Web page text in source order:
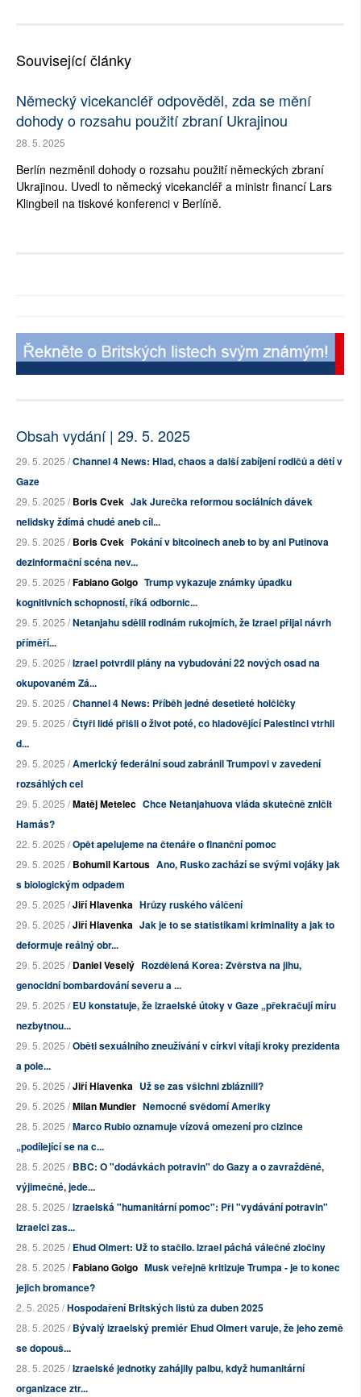
Související články
Německý vicekancléř odpověděl, zda se mění
dohody o rozsahu použití zbraní Ukrajinou
28. 5. 2025
Berlín nezměnil dohody o rozsahu použití německých zbraní
Ukrajinou. Uvedl to německý vicekancléř a ministr financí Lars
Klingbeil na tiskové konferenci v Berlíně.
Obsah vydání | 29. 5. 2025
29. 5. 2025 /Channel 4 News: Hlad, chaos a další zabíjení rodičů a dětí v
Gaze
29. 5. 2025 /Boris Cvek Jak Jurečka reformou sociálních dávek
nelidsky ždímá chudé aneb cíl...
29. 5. 2025 /Boris Cvek Pokání v bitcoinech aneb to by ani Putinova
dezinformační scéna nev...
29. 5. 2025 /Fabiano Golgo Trump vykazuje známky úpadku
kognitivních schopností, říká odbornic...
29. 5. 2025 /Netanjahu sdělil rodinám rukojmích, že Izrael přijal návrh
příměří...
29. 5. 2025 /Izrael potvrdil plány na vybudování 22 nových osad na
okupovaném Zá...
29. 5. 2025 /Channel 4 News: Příběh jedné desetieté holčičky
29. 5. 2025 /Čtyři lidé přišli o život poté, co hladovějící Palestinci vtrhli
d...
29. 5. 2025 /Americký federální soud zabránil Trumpovi v zavedení
rozsáhlých cel
29. 5. 2025 /Matěj Metelec Chce Netanjahuova vláda skutečně zničit
Hamás?
22. 5. 2025 /Opět apelujeme na čtenáře o finanční pomoc
29. 5. 2025 /Bohumil Kartous Ano, Rusko zachází se svými vojáky jak
s biologickým odpadem
29. 5. 2025 /Jiří Hlavenka Hrůzy ruského válčení
29. 5. 2025 /Jiří Hlavenka Jak je to se statistikami kriminality a jak to
deformuje reálný obr...
29. 5. 2025 /Daniel Veselý Rozdělená Korea: Zvěrstva na jihu,
genocidní bombardování severu a ...
29. 5. 2025 /EU konstatuje, že izraelské útoky v Gaze „překračují míru
nezbytnou...
29. 5. 2025 /Oběti sexuálního zneužívání v církvi vítají kroky prezidenta
a pole...
29. 5. 2025 /Jiří Hlavenka Už se zas všichni zbláznili?
29. 5. 2025 /Milan Mundier Nemocné svědomí Ameriky
28. 5. 2025 /Marco Rubio oznamuje vízová omezení pro cizince
„podílející se na c...
28. 5. 2025 /BBC: O "dodávkách potravin" do Gazy a o zavražděné,
výjimečné, jede...
28. 5. 2025 /Izraelská "humanitární pomoc": Při "vydávání potravin"
Izraelci zas...
28. 5. 2025 /Ehud Olmert: Už to stačilo. Izrael páchá válečné zločiny
28. 5. 2025 /Fabiano Golgo Musk veřejně kritizuje Trumpa - je to konec
jejich bromance?
2. 5. 2025 /Hospodaření Britských listů za duben 2025
28. 5. 2025 /Bývalý izraelský premiér Ehud Olmert varuje, že jeho země
se dopouš...
28. 5. 2025 /Izraelské jednotky zahájily palbu, když humanitární
organizace ztr...